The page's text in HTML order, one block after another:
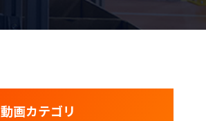
動画カテゴリ